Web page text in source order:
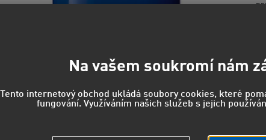
Na vašem soukromí nám
Tento internetový obchod ukládá soubory cookies, které
fungování. Využíváním našich služeb s jejich